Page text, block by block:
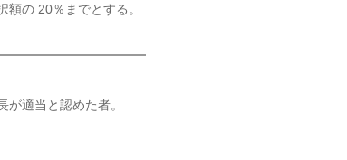
の 20％までとする。
適当と認めた者。